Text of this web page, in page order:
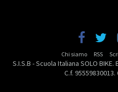
Chi siamo RSS
S.I.S.B - Scuola Italiana SOLO
C.f.